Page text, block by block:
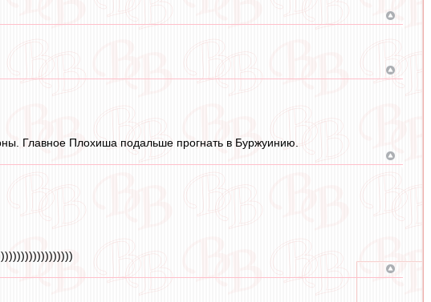
Главное Плохиша подальше прогнать в Буржуинию.